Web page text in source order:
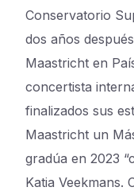
Conservatorio
dos años
Maastricht en
concertista
finalizados sus
Maastricht un
gradúa en 2023
Katia Veekmans.